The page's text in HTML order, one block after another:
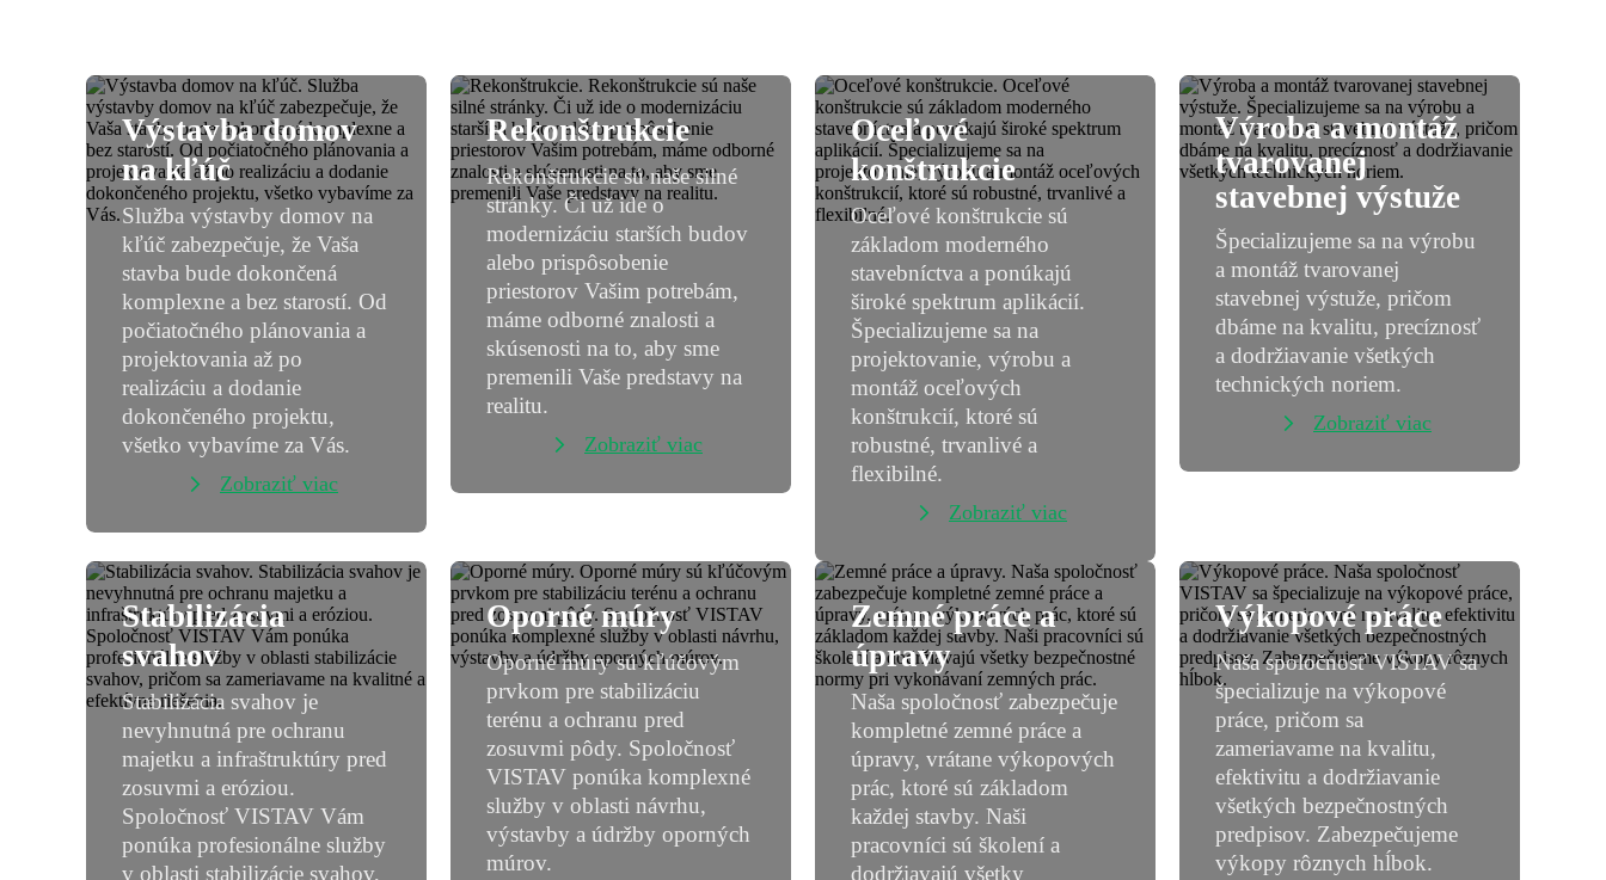
Výstavba domov
na kľúč
Služba výstavby domov na
kľúč zabezpečuje, že Vaša
stavba bude dokončená
komplexne a bez starostí. Od
počiatočného plánovania a
projektovania až po
realizáciu a dodanie
dokončeného projektu,
všetko vybavíme za Vás.
Zobraziť viac
Rekonštrukcie
Rekonštrukcie sú naše silné
stránky. Či už ide o
modernizáciu starších budov
alebo prispôsobenie
priestorov Vašim potrebám,
máme odborné znalosti a
skúsenosti na to, aby sme
premenili Vaše predstavy na
realitu.
Zobraziť viac
Oceľové
konštrukcie
Oceľové konštrukcie sú
základom moderného
stavebníctva a ponúkajú
široké spektrum aplikácií.
Špecializujeme sa na
projektovanie, výrobu a
montáž oceľových
konštrukcií, ktoré sú
robustné, trvanlivé a
flexibilné.
Zobraziť viac
Výroba a montáž
tvarovanej
stavebnej výstuže
Špecializujeme sa na výrobu
a montáž tvarovanej
stavebnej výstuže, pričom
dbáme na kvalitu, precíznosť
a dodržiavanie všetkých
technických noriem.
Zobraziť viac
Stabilizácia
svahov
Stabilizácia svahov je
nevyhnutná pre ochranu
majetku a infraštruktúry pred
zosuvmi a eróziou.
Spoločnosť VISTAV Vám
ponúka profesionálne služby
v oblasti stabilizácie svahov,
Oporné múry
Oporné múry sú kľúčovým
prvkom pre stabilizáciu
terénu a ochranu pred
zosuvmi pôdy. Spoločnosť
VISTAV ponúka komplexné
služby v oblasti návrhu,
výstavby a údržby oporných
múrov.
Zemné prácea
úpravy
Naša spoločnosť zabezpečuje
kompletné zemné práce a
úpravy, vrátane výkopových
prác, ktoré sú základom
každej stavby. Naši
pracovníci sú školení a
dodržiavajú všetky
Výkopové práce
Naša spoločnosť VISTAV sa
špecializuje na výkopové
práce, pričom sa
zameriavame na kvalitu,
efektivitu a dodržiavanie
všetkých bezpečnostných
predpisov. Zabezpečujeme
výkopy rôznych hĺbok.